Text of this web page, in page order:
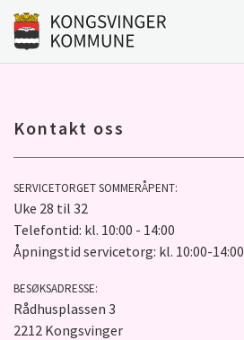
Til innhold
Gå til forsiden
Kontakt oss
SERVICETORGET SOMMERÅPENT:
Uke 28 til 32
Telefontid: kl. 10:00 - 14:00
Åpningstid servicetorg: kl. 10:00-14:00
BESØKSADRESSE:
Rådhusplassen 3
2212 Kongsvinger